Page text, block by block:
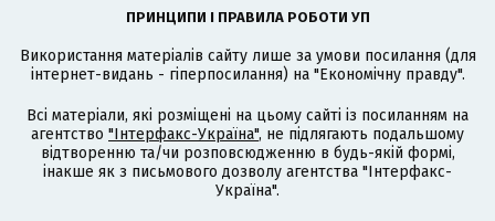
ПРИНЦИПИ І ПРАВИЛА РОБОТИ УП
Використання матеріалів сайту лише за умови посилання (для
інтернет-видань - гіперпосилання) на "Економічну правду".
Всі матеріали, які розміщені на цьому сайті із посиланням на
агентство "Інтерфакс-Україна", не підлягають подальшому
відтворенню та/чи розповсюдженню в будь-якій формі,
інакше як з письмового дозволу агентства "Інтерфакс-
Україна".